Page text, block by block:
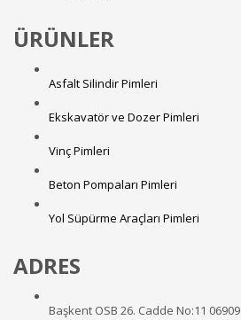
ÜRÜNLER
Asfalt Silindir Pimleri
Ekskavatör ve Dozer Pimleri
Vinç Pimleri
Beton Pompaları Pimleri
Yol Süpürme Araçları Pimleri
ADRES
Başkent OSB 26. Cadde No:11 06909